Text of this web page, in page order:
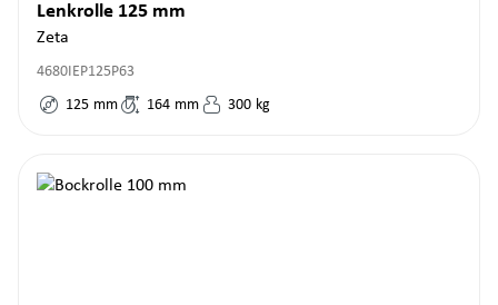
Lenkrolle 125 mm
Zeta
4680IEP125P63
125 mm 164 mm 300 kg